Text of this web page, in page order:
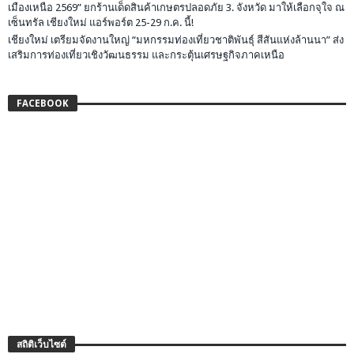
เมืองเหนือ 2569” ยกร้านเด็ดสินค้าเกษตรปลอดภัย 3. จังหวัด มาให้เลือกจุใจ ณ
เซ็นทรัล เชียงใหม่ แอร์พอร์ต 25-29 ก.ค. นี้!
เชียงใหม่ เตรียมจัดงานใหญ่ “มหกรรมท่องเที่ยวชาติพันธุ์ สีสันแห่งล้านนา” ส่ง
เสริมการท่องเที่ยวเชิงวัฒนธรรม และกระตุ้นเศรษฐกิจภาคเหนือ
FACEBOOK
สถิติเว็บไซต์